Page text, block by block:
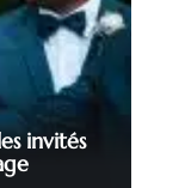
invités